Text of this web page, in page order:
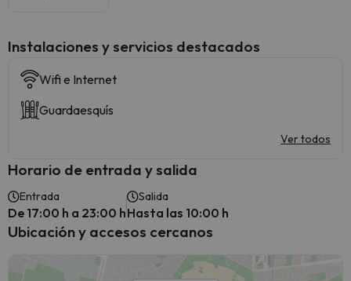
Instalaciones y servicios destacados
Wifi e Internet
Guardaesquís
Ver todos
Horario de entrada y salida
Entrada
De 17:00 h a 23:00 h
Salida
Hasta las 10:00 h
Ubicación y accesos cercanos